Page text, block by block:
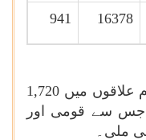
16378
941
ریاستوں اور مرکز کے زیرِ انتظام علاقوں میں 1,720
جس سے قومی اور
ملی۔